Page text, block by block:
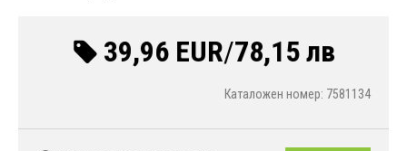
39,96 EUR/78,15 лв
Каталожен номер: 7581134